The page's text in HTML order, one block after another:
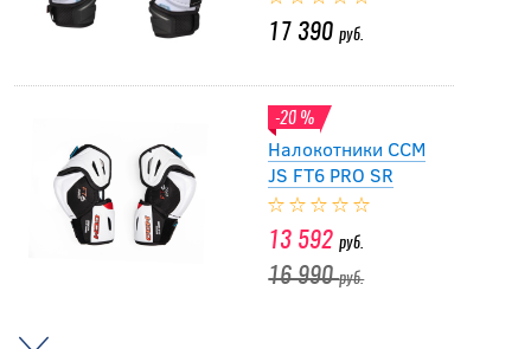
17 390руб.
-20 %
Налокотники CCM
JS FT6 PRO SR
13 592руб.
16 990руб.